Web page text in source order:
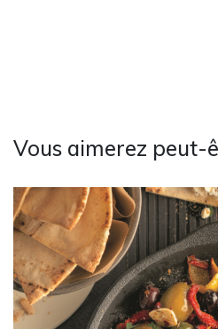
Vous aimerez peut-